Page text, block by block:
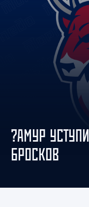
?АМУР
БРОСКОВ